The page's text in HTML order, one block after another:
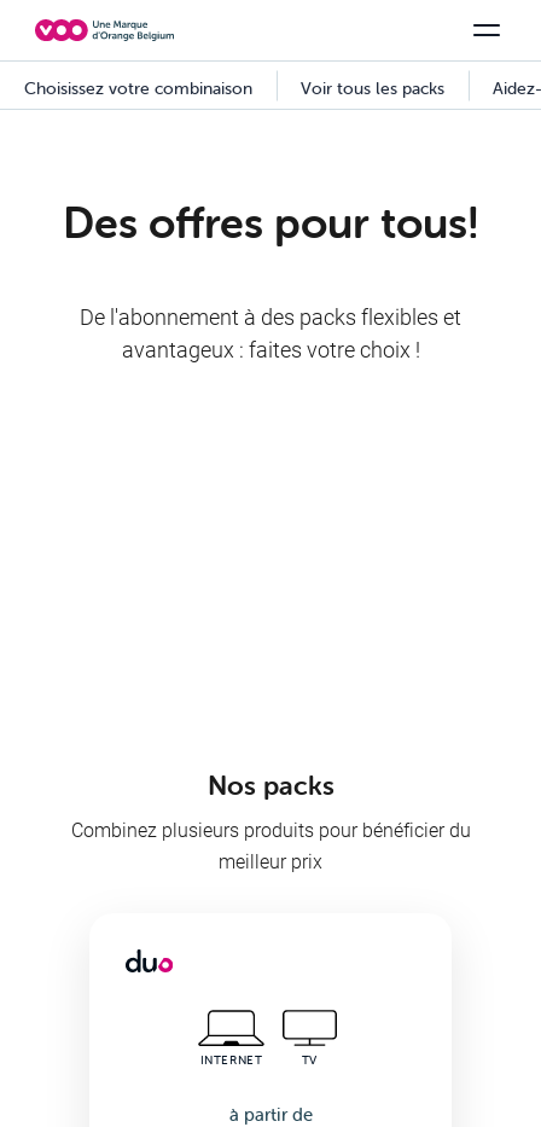
Choisissez votre combinaison Voir tous les packs
Télévision
Chaines TV Family Fun Orange Sports
Des offres pour tous!
De l'abonnement à des packs flexibles et
avantageux : faites votre choix !
Nos packs
Combinez plusieurs produits pour bénéficier du
meilleur prix
INTERNET TV
à partir de